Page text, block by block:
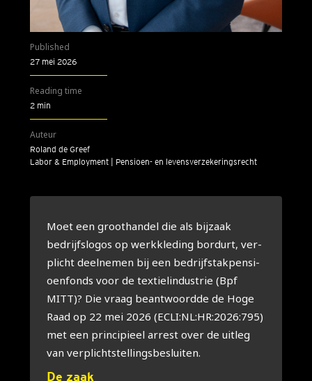
Published
27 mei 2026
Reading time
2 min
Auteur
Roland de Greef
Labor & Employment | Pensioen- en levensverzekeringsrecht
Moet een groot­han­del die als bij­zaak
bedrijfs­lo­gos op werk­kle­ding bor­durt, ver­
plicht deel­ne­men bij een bedrijfs­tak­pen­si­
oen­fonds voor de tex­tiel­in­du­strie (Bpf
MITT)? Die vraag beant­woord­de de Hoge
Raad op 22 mei 2026 (ECLI:NL:HR:2026:795)
met een prin­ci­pi­eel arrest over de uit­leg
van ver­plicht­stel­lings­be­slui­ten.
De zaak